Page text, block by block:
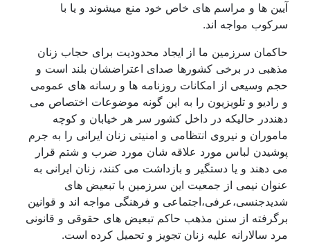
آیین ها و مراسم های خاص خود منع میشوند و یا با
سرکوب مواجه اند.
حاکمان سرزمین ما از ایجاد محدودیت برای حجاب زنان
مذهبی در برخی کشورها صدای اعتراضشان بلند است و
حجم وسیعی از امکانات روزنامه ها و رسانه های عمومی
و رادیو و تلویزیون را به این گونه موضوعات اختصاص می
دهنددر حالیکه در داخل کشور سر هر خیابان و کوچه
ماموران و نیروی انتظامی و امنیتی زنان ایرانی را به جرم
پوشیدن لباس مورد علاقه شان مورد ضرب و شتم قرار
می دهند و یا دستگیر و بازداشت می کنند، زنان ایرانی به
عنوان نیمی از جمعیت این سرزمین با تبعیض های
شدیدجنسی،عرفی،اجتماعی و فرهنگی مواجه اند و قوانین
برگرفته از سنن مذهب حاکم تبعیض های حقوقی و قانونی
مرد سالارانه علیه زنان تجویز و تحمیل کرده است.